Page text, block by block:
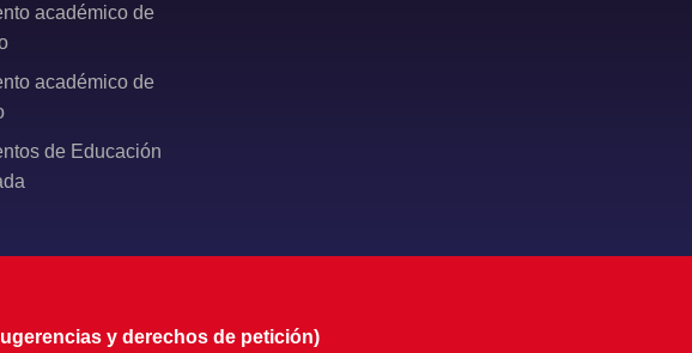
académico de
académico de
de Educación
y derechos de petición)